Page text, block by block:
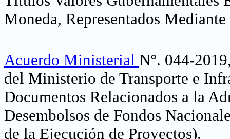
Moneda, Representados
Acuerdo Ministerial N°. 044-
del Ministerio de Transporte e
Documentos Relacionados a la
Desembolsos de Fondos
de la Ejecución de Proyectos).